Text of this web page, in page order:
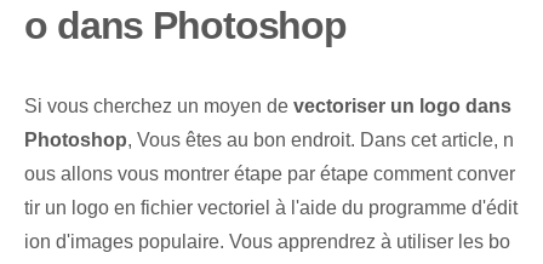
o dans Photoshop
Si vous cherchez un moyen de vectoriser un logo dans
Photoshop, Vous êtes au bon endroit. Dans cet article, n
ous allons vous montrer étape par étape comment conver
tir un logo en fichier vectoriel à l'aide du programme d'édit
ion d'images populaire. Vous apprendrez à utiliser les bo